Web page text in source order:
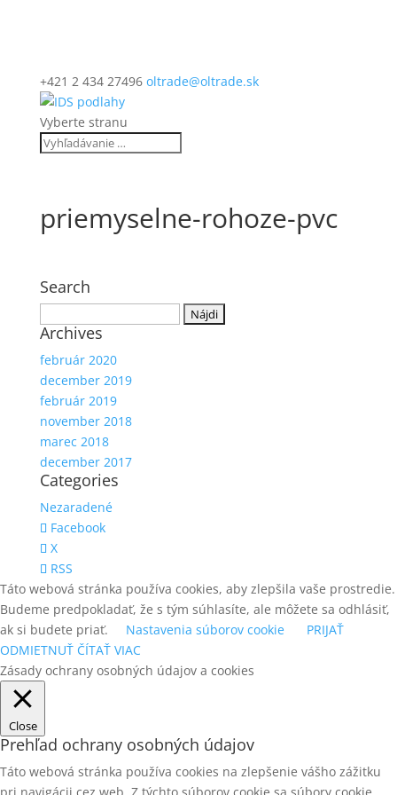
+421 2 434 27496 oltrade@oltrade.sk
Vyberte stranu
priemyselne-rohoze-pvc
Search
Archives
február 2020
december 2019
február 2019
november 2018
marec 2018
december 2017
Categories
Nezaradené
Facebook
X
RSS
Táto webová stránka používa cookies, aby zlepšila vaše prostredie.
Budeme predpokladať, že s tým súhlasíte, ale môžete sa odhlásiť,
ak si budete priať.
Nastavenia súborov cookie
PRIJAŤ
ODMIETNUŤ ČÍTAŤ VIAC
Zásady ochrany osobných údajov a cookies
Close
Prehľad ochrany osobných údajov
Táto webová stránka používa cookies na zlepšenie vášho zážitku